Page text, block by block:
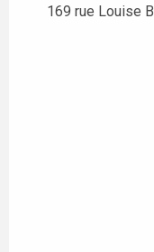
169 rue Louise